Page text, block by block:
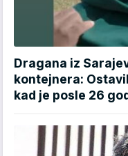
Dragana iz
kontejnera:
kad je posle 26